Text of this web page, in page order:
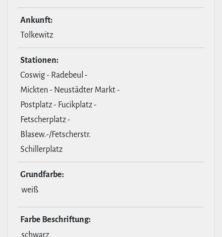
Ankunft:
Tolkewitz
Stationen:
Coswig - Radebeul -
Mickten - Neustädter Markt -
Postplatz - Fucikplatz -
Fetscherplatz -
Blasew.-/Fetscherstr.
Schillerplatz
Grund­farbe:
weiß
Farbe Beschrif­tung:
schwarz